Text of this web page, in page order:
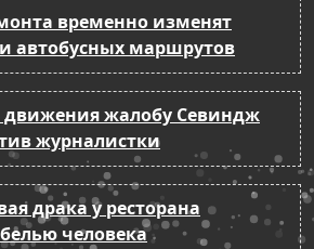
временно изменят
автобусных маршрутов
движения жалобу Севиндж
журналистки
драка у ресторана
человека